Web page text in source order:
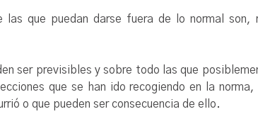
que puedan darse fuera de lo normal son,
ser previsibles y sobre todo las que
que se han ido recogiendo en la norma,
o que pueden ser consecuencia de ello.